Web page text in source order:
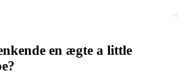
en ægte a little